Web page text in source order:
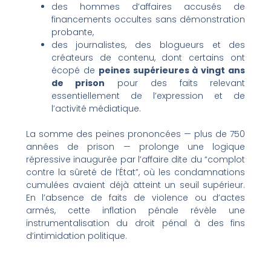
des hommes d’affaires accusés de
financements occultes sans démonstration
probante,
des journalistes, des blogueurs et des
créateurs de contenu, dont certains ont
écopé de peines supérieures à vingt ans
de prison pour des faits relevant
essentiellement de l’expression et de
l’activité médiatique.
La somme des peines prononcées — plus de 750
années de prison — prolonge une logique
répressive inaugurée par l’affaire dite du “complot
contre la sûreté de l’État”, où les condamnations
cumulées avaient déjà atteint un seuil supérieur.
En l’absence de faits de violence ou d’actes
armés, cette inflation pénale révèle une
instrumentalisation du droit pénal à des fins
d’intimidation politique.